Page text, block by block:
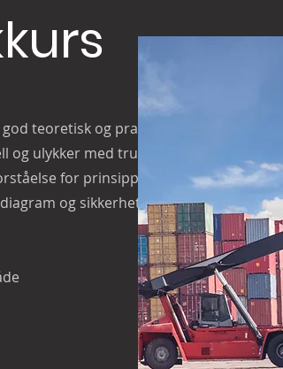
teoretisk og praktisk
ulykker med truckkjøring
for prinsippene for
og sikkerhetsutstyr.